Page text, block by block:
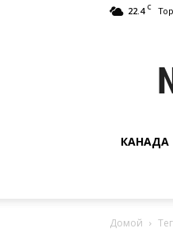
22.4 C
КАНАДА
Домой